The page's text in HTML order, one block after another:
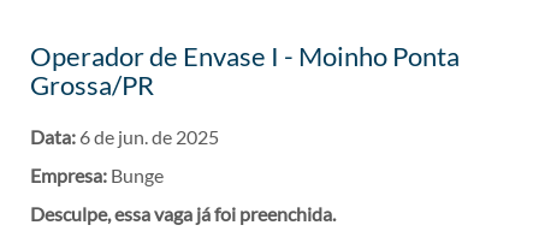
Operador de Envase I - Moinho Ponta
Grossa/PR
Data: 6 de jun. de 2025
Empresa: Bunge
Desculpe, essa vaga já foi preenchida.